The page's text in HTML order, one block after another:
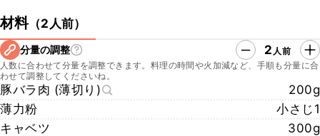
材料（2人前）
分量の調整 2 人前
人数に合わせて分量を調整できます。料理の時間や火加減など、手順も分量に合
わせて調整してくださいね。
豚バラ肉 (薄切り)
200g
薄力粉
小さじ1
キャベツ
300g